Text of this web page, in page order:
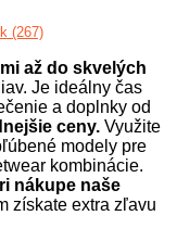
(267)
až do skvelých
Je ideálny čas
a doplnky od
ceny. Využite
modely pre
kombinácie.
nákupe naše
získate extra zľavu